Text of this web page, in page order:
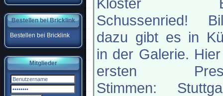
Bestellen bei Bricklink
Bestellen bei Bricklink
Mitglieder
Schussenried!
dazu gibt es in
in der Galerie.
ersten
Stimmen: